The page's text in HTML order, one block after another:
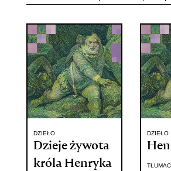
DZIEŁO
Dzieje żywota
króla Henryka
DZIEŁO